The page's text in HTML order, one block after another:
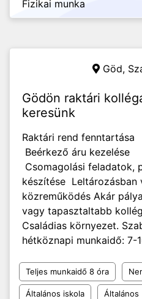
Fizikai munka
Göd,
Gödön raktári
keresünk
Raktári rend fenntartása
Beérkező áru kezelése
Csomagolási feladatok,
készítése Leltározásban
közreműködés Akár
vagy tapasztaltabb
Családias környezet.
hétköznapi munkaidő: 7-
Teljes munkaidő 8 óra
Általános iskola Általános